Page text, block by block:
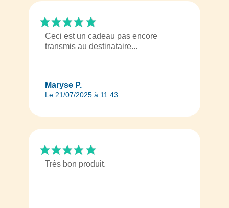
Maryse P.
Le 21/07/2025 à 11:43
Ceci est un cadeau pas encore
transmis au destinataire...
Très bon produit.